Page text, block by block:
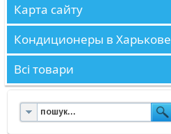
Карта сайту
Кондиционеры в Харькове
Всі товари